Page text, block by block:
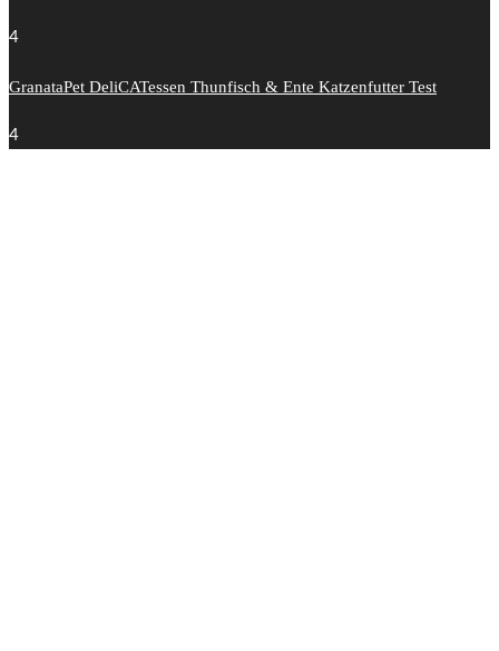
4
GranataPet DeliCATessen Thunfisch & Ente Katzenfutter Test
4